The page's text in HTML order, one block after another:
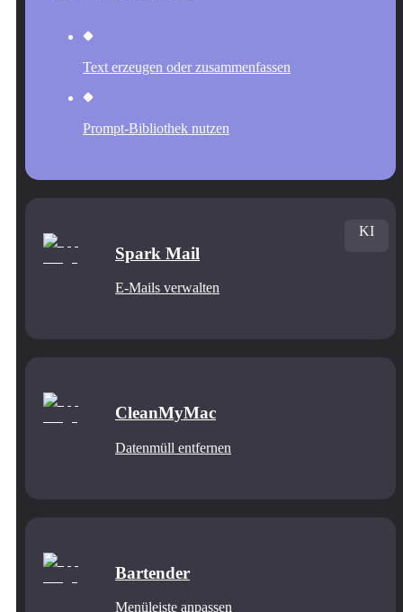
Text erzeugen oder zusammenfassen
Prompt-Bibliothek nutzen
Spark Mail
E-Mails verwalten
KI
CleanMyMac
Datenmüll entfernen
Bartender
Menüleiste anpassen